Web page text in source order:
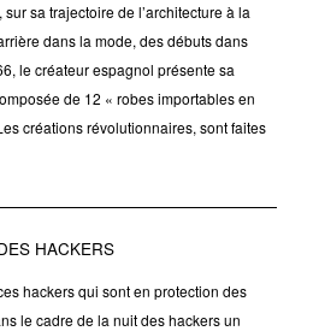
sa trajectoire de l’architecture à la
dans la mode, des débuts dans
le créateur espagnol présente sa
de 12 « robes importables en
créations révolutionnaires, sont faites
HACKERS
hackers qui sont en protection des
le cadre de la nuit des hackers un